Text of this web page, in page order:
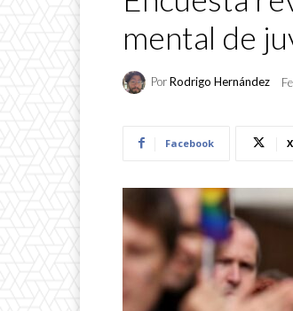
mental de
PorRodrigo Hernández
Facebook X